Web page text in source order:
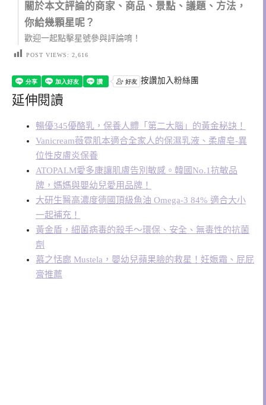
關於本文評論的商家、商品、景點、議題、方法，
你給幾顆星呢？
歡迎一起點擊星號參與評論唷！
POST VIEWS: 2,616
按讚加入粉絲團
延伸閱讀
暢優345優酪乳，保養人體「第二大腦」的黃金秘訣！
Vanicream薇霓肌本適合全家人的保濕乳液、柔膚皂-異
位性皮膚炎保養
ATOPALM愛多康讓肌膚告別敏感。韓國No.1抗敏品
牌，媽媽與嬰幼兒愛用品牌！
大研生醫高濃度德國頂級魚油 Omega-3 84% 適合大小
一起補充！
黃金盾，細菌病毒的殺手～環保、安全、無毒性的抗菌
劑
慕之恬廊 Mustela，嬰幼兒蘋果臉的救星！妊娠霜、屁屁
膏推薦